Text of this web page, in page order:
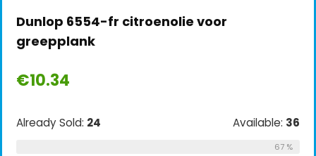
Dunlop 6554-fr citroenolie voor
greepplank
€10.34
Already Sold: 24 Available: 36
67 %